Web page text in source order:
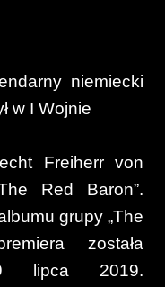
niemiecki
w I Wojnie
Freiherr von
Red Baron”.
grupy „The
została
lipca 2019.